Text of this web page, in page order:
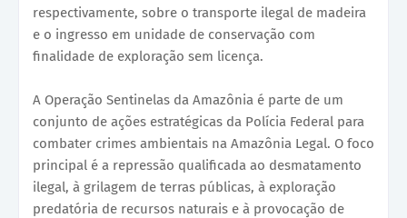
respectivamente, sobre o transporte ilegal de madeira
e o ingresso em unidade de conservação com
finalidade de exploração sem licença.
A Operação Sentinelas da Amazônia é parte de um
conjunto de ações estratégicas da Polícia Federal para
combater crimes ambientais na Amazônia Legal. O foco
principal é a repressão qualificada ao desmatamento
ilegal, à grilagem de terras públicas, à exploração
predatória de recursos naturais e à provocação de